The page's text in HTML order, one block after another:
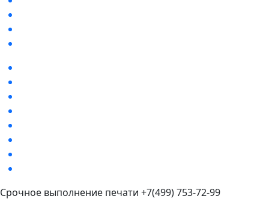
Срочное выполнение печати +7(499) 753-72-99